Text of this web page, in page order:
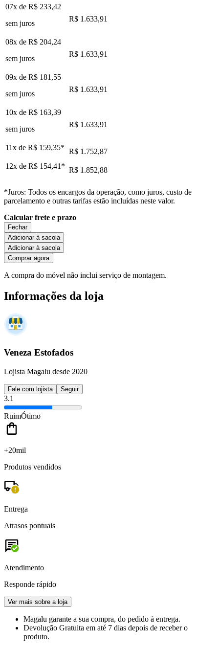
07x de R$ 233,42
sem juros
R$ 1.633,91
08x de R$ 204,24
sem juros
R$ 1.633,91
09x de R$ 181,55
sem juros
R$ 1.633,91
10x de R$ 163,39
sem juros
R$ 1.633,91
11x de R$ 159,35* R$ 1.752,87
12x de R$ 154,41* R$ 1.852,88
*Juros: Todos os encargos da operação, como juros, custo de
parcelamento e outras tarifas estão incluídas neste valor.
Calcular frete e prazo
Fechar
Adicionar à sacola
Adicionar à sacola
Comprar agora
A compra do móvel não inclui serviço de montagem.
Informações da loja
Veneza Estofados
Lojista Magalu desde 2020
Fale com lojista Seguir
3.1
RuimÓtimo
+20mil
Produtos vendidos
Entrega
Atrasos pontuais
Atendimento
Responde rápido
Ver mais sobre a loja
Magalu garante a sua compra, do pedido à entrega.
Devolução Gratuita em até 7 dias depois de receber o
produto.